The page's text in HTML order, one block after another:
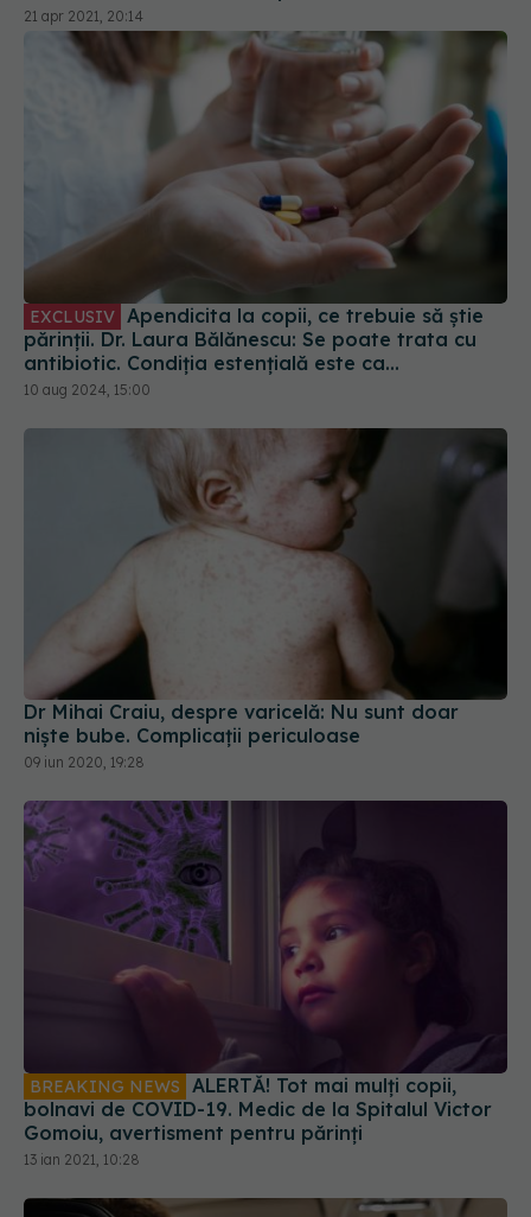
părinții. Dr. Laura Bălănescu: Se poate trata cu
antibiotic. Condiția estențială este ca
diagnosticul să fie pus în timp util
10 aug 2024, 15:00
Dr Mihai Craiu, despre varicelă: Nu sunt doar
niște bube. Complicații periculoase
09 iun 2020, 19:28
bolnavi de COVID-19. Medic de la Spitalul Victor
Gomoiu, avertisment pentru părinți
13 ian 2021, 10:28